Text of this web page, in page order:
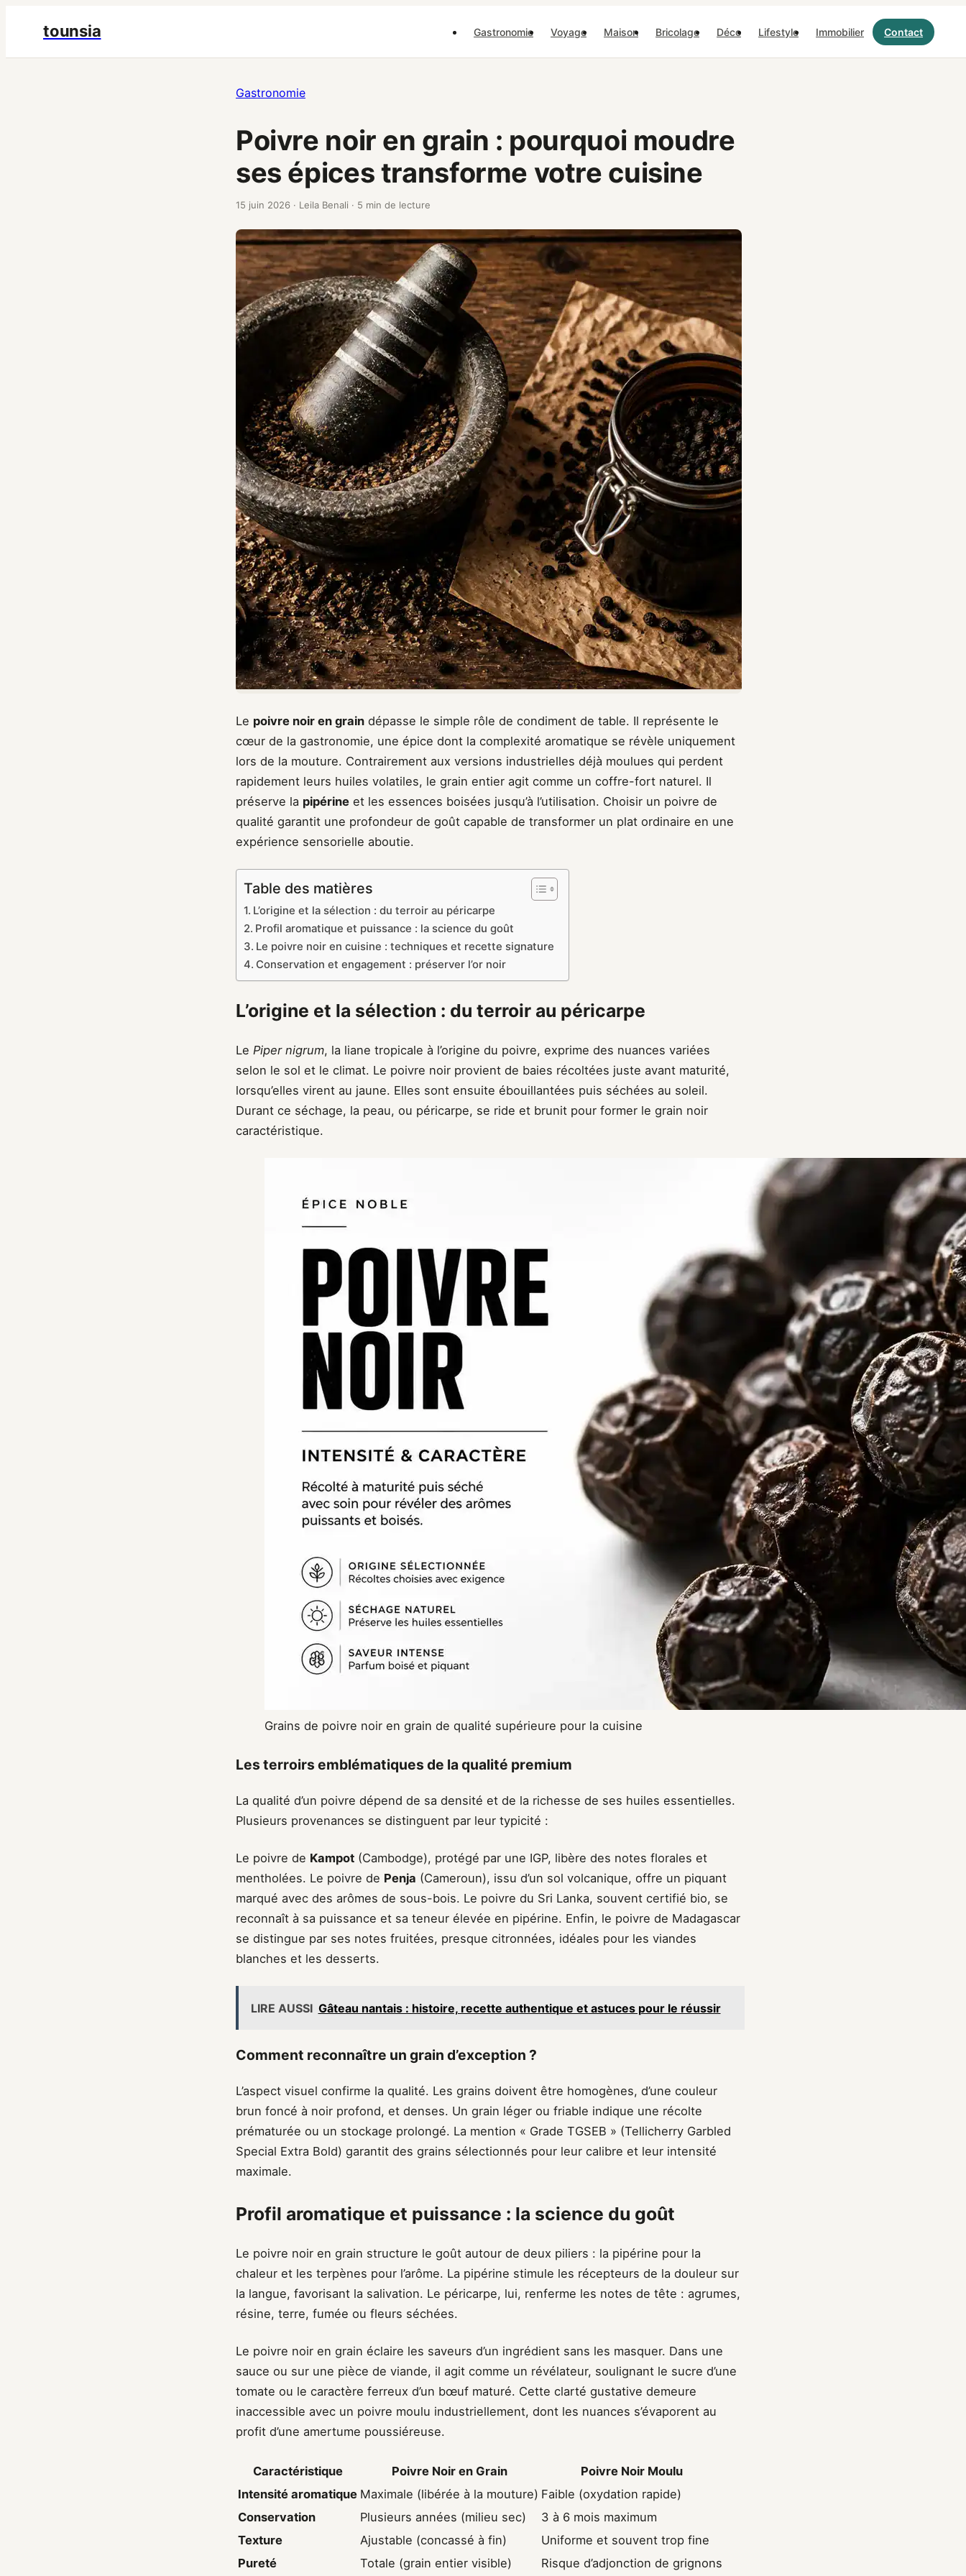
tounsia Gastronomie Voyage Maison Bricolage Déco Lifestyle Immobilier Contact
Gastronomie
Poivre noir en grain : pourquoi moudre
ses épices transforme votre cuisine
15 juin 2026 · Leila Benali · 5 min de lecture
Le poivre noir en grain dépasse le simple rôle de condiment de table. Il représente le
cœur de la gastronomie, une épice dont la complexité aromatique se révèle uniquement
lors de la mouture. Contrairement aux versions industrielles déjà moulues qui perdent
rapidement leurs huiles volatiles, le grain entier agit comme un coffre-fort naturel. Il
préserve la pipérine et les essences boisées jusqu’à l’utilisation. Choisir un poivre de
qualité garantit une profondeur de goût capable de transformer un plat ordinaire en une
expérience sensorielle aboutie.
Table des matières
L’origine et la sélection : du terroir au péricarpe
Profil aromatique et puissance : la science du goût
Le poivre noir en cuisine : techniques et recette signature
Conservation et engagement : préserver l’or noir
L’origine et la sélection : du terroir au péricarpe
Le Piper nigrum, la liane tropicale à l’origine du poivre, exprime des nuances variées
selon le sol et le climat. Le poivre noir provient de baies récoltées juste avant maturité,
lorsqu’elles virent au jaune. Elles sont ensuite ébouillantées puis séchées au soleil.
Durant ce séchage, la peau, ou péricarpe, se ride et brunit pour former le grain noir
caractéristique.
Grains de poivre noir en grain de qualité supérieure pour la cuisine
Les terroirs emblématiques de la qualité premium
La qualité d’un poivre dépend de sa densité et de la richesse de ses huiles essentielles.
Plusieurs provenances se distinguent par leur typicité :
Le poivre de Kampot (Cambodge), protégé par une IGP, libère des notes florales et
mentholées. Le poivre de Penja (Cameroun), issu d’un sol volcanique, offre un piquant
marqué avec des arômes de sous-bois. Le poivre du Sri Lanka, souvent certifié bio, se
reconnaît à sa puissance et sa teneur élevée en pipérine. Enfin, le poivre de Madagascar
se distingue par ses notes fruitées, presque citronnées, idéales pour les viandes
blanches et les desserts.
LIRE AUSSI Gâteau nantais : histoire, recette authentique et astuces pour le réussir
Comment reconnaître un grain d’exception ?
L’aspect visuel confirme la qualité. Les grains doivent être homogènes, d’une couleur
brun foncé à noir profond, et denses. Un grain léger ou friable indique une récolte
prématurée ou un stockage prolongé. La mention « Grade TGSEB » (Tellicherry Garbled
Special Extra Bold) garantit des grains sélectionnés pour leur calibre et leur intensité
maximale.
Profil aromatique et puissance : la science du goût
Le poivre noir en grain structure le goût autour de deux piliers : la pipérine pour la
chaleur et les terpènes pour l’arôme. La pipérine stimule les récepteurs de la douleur sur
la langue, favorisant la salivation. Le péricarpe, lui, renferme les notes de tête : agrumes,
résine, terre, fumée ou fleurs séchées.
Le poivre noir en grain éclaire les saveurs d’un ingrédient sans les masquer. Dans une
sauce ou sur une pièce de viande, il agit comme un révélateur, soulignant le sucre d’une
tomate ou le caractère ferreux d’un bœuf maturé. Cette clarté gustative demeure
inaccessible avec un poivre moulu industriellement, dont les nuances s’évaporent au
profit d’une amertume poussiéreuse.
Caractéristique Poivre Noir en Grain
Poivre Noir Moulu
Intensité aromatique Maximale (libérée à la mouture) Faible (oxydation rapide)
Conservation
Plusieurs années (milieu sec)
3 à 6 mois maximum
Texture
Ajustable (concassé à fin)
Uniforme et souvent trop fine
Pureté
Totale (grain entier visible) Risque d’adjonction de grignons